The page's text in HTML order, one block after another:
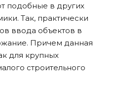
подобные в других
Так, практически
ввода объектов в
Причем данная
для крупных
строительного